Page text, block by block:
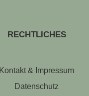
RECHTLICHES
Kontakt & Impressum
Datenschutz